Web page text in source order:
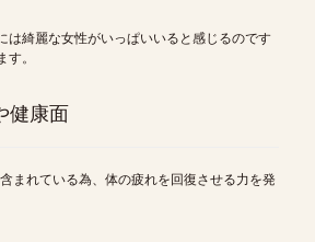
は綺麗な女性がいっぱいいると感じるのです
。
健康面
まれている為、体の疲れを回復させる力を発